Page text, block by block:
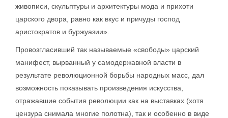
живописи, скульптуры и архитектуры мода и прихоти
царского двора, равно как вкус и причуды господ
аристократов и буржуазии».
Провозгласивший так называемые «свободы» царский
манифест, вырванный у самодержавной власти в
результате революционной борьбы народных масс, дал
возможность показывать произведения искусства,
отражавшие события революции как на выставках (хотя
цензура снимала многие полотна), так и особенно в виде